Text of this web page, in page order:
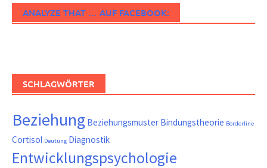
ANALYZE THAT … AUF FACEBOOK:
SCHLAGWÖRTER
Beziehung Beziehungsmuster Bindungstheorie Borderline
Cortisol Deutung Diagnostik
Entwicklungspsychologie